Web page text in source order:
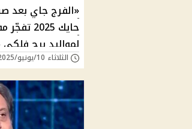
«الفرج جاي بعد
حايك
لمواليد برج
في انتظاره – هل
الثلاثاء 10/يونيو/2025 - 08:30 م